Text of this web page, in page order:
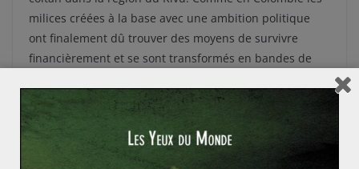
milices créées à la base avec une ambition politique
ont finalement dû trouver des moyens de survivre
financièrement et se sont transformés en bandes de
soutenues par les puissances régionales quand elles
pouvaient servir leurs intérêts. Toutes ces parties ne
recherchant en aucun cas la fin des troubles puisque
cela signifierait un contrôle plus efficace des ressources